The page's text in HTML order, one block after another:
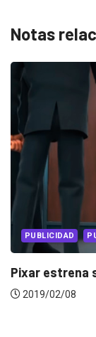
Notas
PUBLICIDAD
Pixar estrena
2019/02/08